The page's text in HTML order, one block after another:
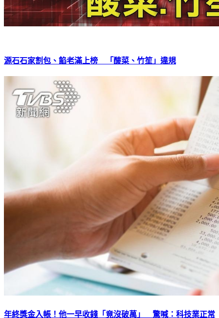
源石石家割包、餡老滿上榜 「酸菜、竹笙」違規
年終獎金入帳！他一早收錢「竟沒破萬」 驚喊：科技業正常